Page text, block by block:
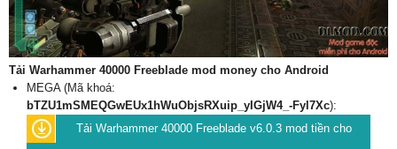
Tải Warhammer 40000 Freeblade mod money cho Android
MEGA (Mã khoá:
bTZU1mSMEQGwEUx1hWuObjsRXuip_yIGjW4_-Fyl7Xc):
Tải Warhammer 40000 Freeblade v6.0.3 mod tiền cho